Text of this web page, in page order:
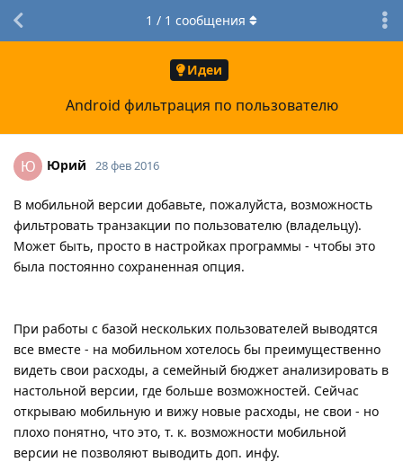
Идеи
Android фильтрация по пользователю
1 / 1 сообщения
Ю Юрий 28 фев 2016
В мобильной версии добавьте, пожалуйста, возможность
фильтровать транзакции по пользователю (владельцу).
Может быть, просто в настройках программы - чтобы это
была постоянно сохраненная опция.
При работы с базой нескольких пользователей выводятся
все вместе - на мобильном хотелось бы преимущественно
видеть свои расходы, а семейный бюджет анализировать в
настольной версии, где больше возможностей. Сейчас
открываю мобильную и вижу новые расходы, не свои - но
плохо понятно, что это, т. к. возможности мобильной
версии не позволяют выводить доп. инфу.